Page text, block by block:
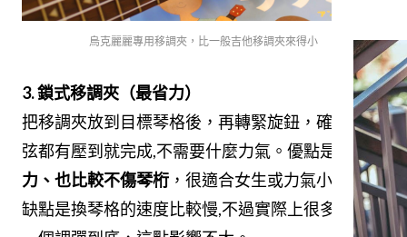
烏克麗麗專用移調夾，比一般吉他移調夾來得小
3. 鎖式移調夾（最省力）
把移調夾放到目標琴格後，再轉緊旋鈕，確認每根
弦都有壓到就完成,不需要什麼力氣。優點是
非常省
力、也比較不傷琴桁 ，很適合女生或力氣小的人。
缺點是換琴格的速度比較慢,不過實際上很多歌都是